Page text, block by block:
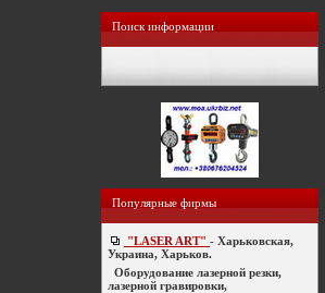
Поиск информации
Популярные фирмы
"LASER ART" - Харьковская,
Украина, Харьков.
Оборудование лазерной резки,
лазерной гравировки,